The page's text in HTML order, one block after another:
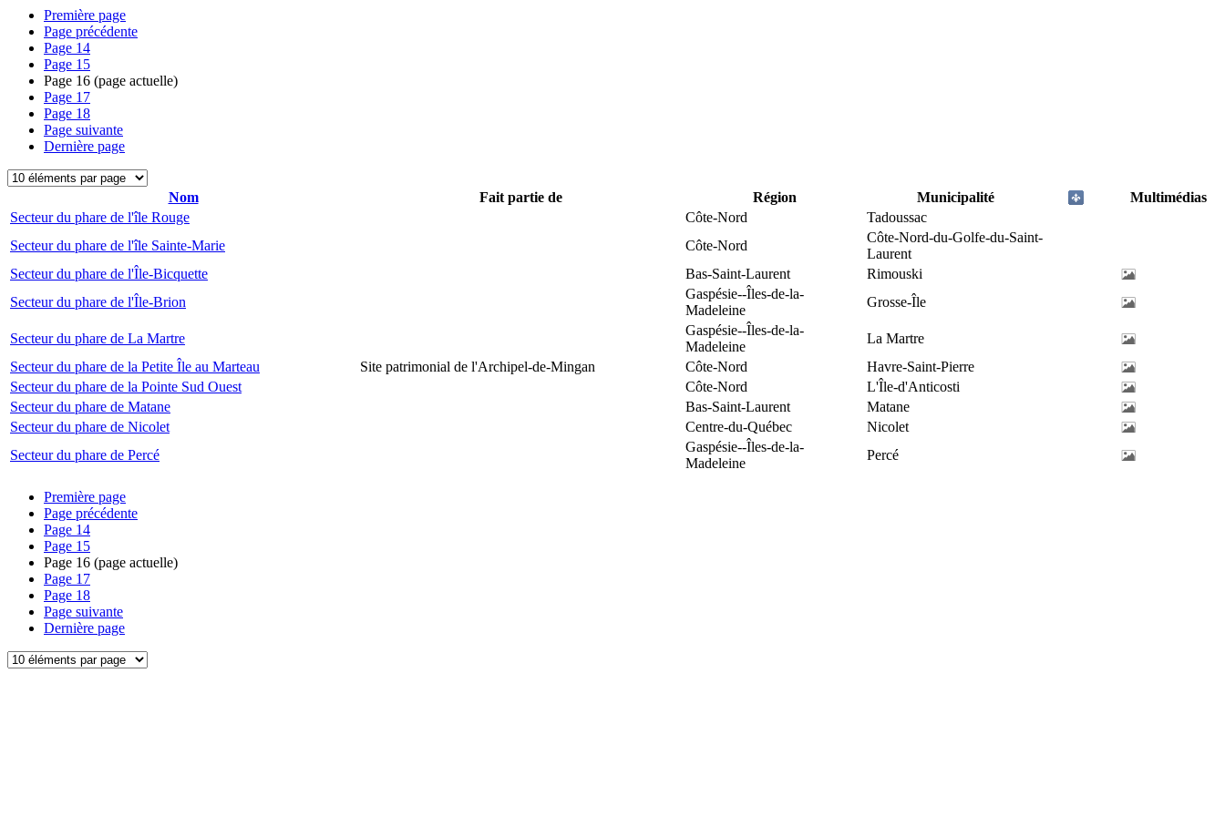
Première page
Page précédente
Page 14
Page 15
Page 16 (page actuelle)
Page 17
Page 18
Page suivante
Dernière page
Nom Fait partie de Région Municipalité
Multimédias
Secteur du phare de l'île Rouge
Côte-Nord
Tadoussac
Secteur du phare de l'île Sainte-Marie
Côte-Nord
Côte-Nord-du-Golfe-du-Saint-
Laurent
Secteur du phare de l'Île-Bicquette
Bas-Saint-Laurent
Rimouski
Secteur du phare de l'Île-Brion
Gaspésie--Îles-de-la-
Madeleine
Grosse-Île
Secteur du phare de La Martre
Gaspésie--Îles-de-la-
Madeleine
La Martre
Secteur du phare de la Petite Île au Marteau
Site patrimonial de l'Archipel-de-Mingan Côte-Nord
Havre-Saint-Pierre
Secteur du phare de la Pointe Sud Ouest
Côte-Nord
L'Île-d'Anticosti
Secteur du phare de Matane
Bas-Saint-Laurent
Matane
Secteur du phare de Nicolet
Centre-du-Québec
Nicolet
Secteur du phare de Percé
Gaspésie--Îles-de-la-
Madeleine
Percé
Première page
Page précédente
Page 14
Page 15
Page 16 (page actuelle)
Page 17
Page 18
Page suivante
Dernière page